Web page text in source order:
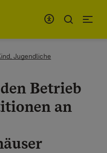
Jugendliche
Betrieb
an